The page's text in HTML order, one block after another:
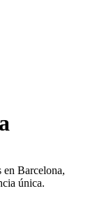
en Barcelona,
única.